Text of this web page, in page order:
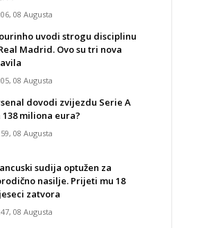
08 Augusta
uvodi strogu disciplinu
Madrid. Ovo su tri nova
08 Augusta
dovodi zvijezdu Serie A
138 miliona eura?
08 Augusta
sudija optužen za
nasilje. Prijeti mu 18
zatvora
08 Augusta